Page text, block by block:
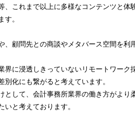
、これまで以上に多様なコンテンツと体
す。
、顧問先との商談やメタバース空間を利
に浸透しきっていないリモートワーク
化にも繋がると考えています。
して、会計事務所業界の働き方がより
と考えております。